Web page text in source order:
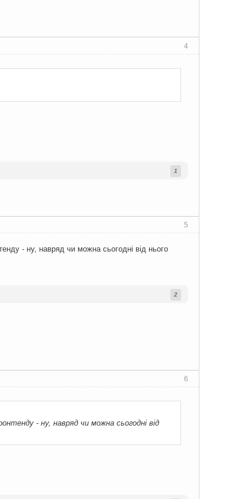
4
1
5
- ну, навряд чи можна сьогодні від нього
2
6
- ну, навряд чи можна сьогодні від